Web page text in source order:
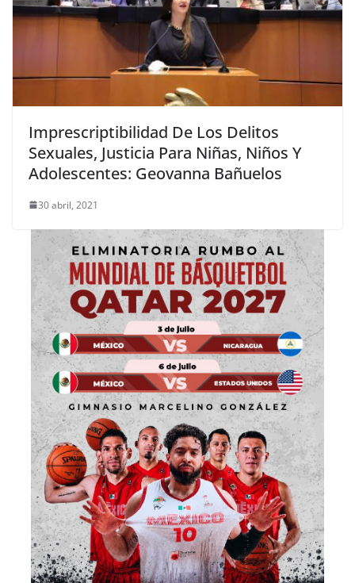
Imprescriptibilidad De Los Delitos
Sexuales, Justicia Para Niñas, Niños Y
Adolescentes: Geovanna Bañuelos
30 abril, 2021